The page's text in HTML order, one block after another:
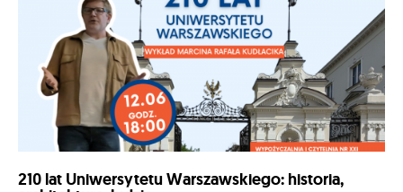
210 lat Uniwersytetu Warszawskiego: historia,